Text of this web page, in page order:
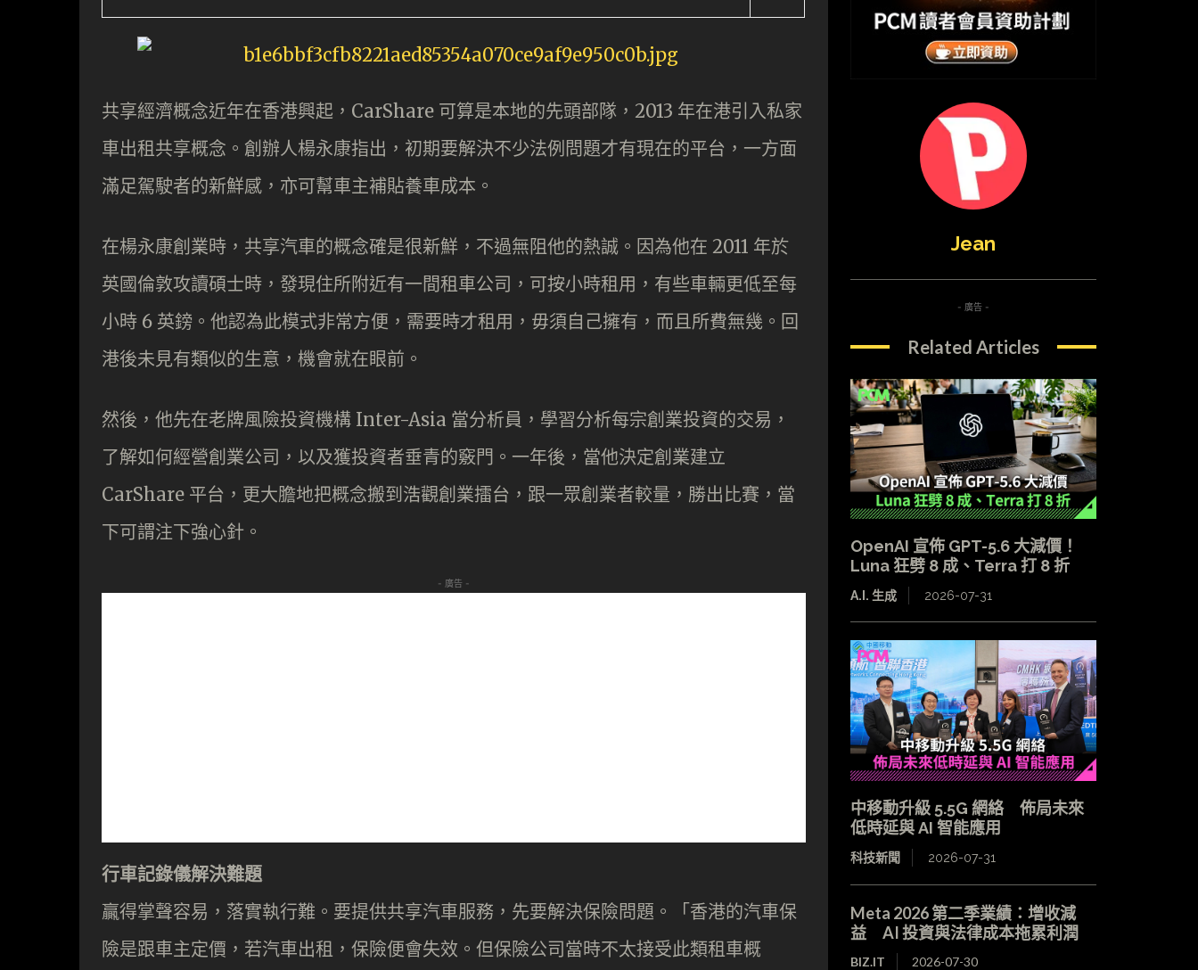
共享經濟概念近年在香港興起，CarShare 可算是本地的先頭部隊，2013 年在港引入私家
車出租共享概念。創辦人楊永康指出，初期要解決不少法例問題才有現在的平台，一方面
滿足駕駛者的新鮮感，亦可幫車主補貼養車成本。
在楊永康創業時，共享汽車的概念確是很新鮮，不過無阻他的熱誠。因為他在 2011 年於
英國倫敦攻讀碩士時，發現住所附近有一間租車公司，可按小時租用，有些車輛更低至每
小時 6 英鎊。他認為此模式非常方便，需要時才租用，毋須自己擁有，而且所費無幾。回
港後未見有類似的生意，機會就在眼前。
然後，他先在老牌風險投資機構 Inter-Asia 當分析員，學習分析每宗創業投資的交易，
了解如何經營創業公司，以及獲投資者垂青的竅門。一年後，當他決定創業建立
CarShare 平台，更大膽地把概念搬到浩觀創業擂台，跟一眾創業者較量，勝出比賽，當
下可謂注下強心針。
- 廣告 -
行車記錄儀解決難題
贏得掌聲容易，落實執行難。要提供共享汽車服務，先要解決保險問題。「香港的汽車保
險是跟車主定價，若汽車出租，保險便會失效。但保險公司當時不太接受此類租車概
Jean
- 廣告 -
Related Articles
OpenAI 宣佈 GPT-5.6 大減價！
Luna 狂劈 8 成、Terra 打 8 折
A.I. 生成 2026-07-31
中移動升級 5.5G 網絡 佈局未來
低時延與 AI 智能應用
科技新聞 2026-07-31
Meta 2026 第二季業績：增收減
益 AI 投資與法律成本拖累利潤
BIZ.IT 2026-07-30